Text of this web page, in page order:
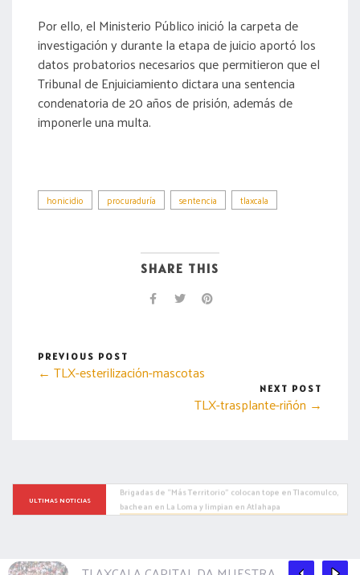
Por ello, el Ministerio Público inició la carpeta de
investigación y durante la etapa de juicio aportó los
datos probatorios necesarios que permitieron que el
Tribunal de Enjuiciamiento dictara una sentencia
condenatoria de 20 años de prisión, además de
imponerle una multa.
honicidio procuraduría sentencia tlaxcala
SHARE THIS
PREVIOUS POST
← TLX-esterilización-mascotas
NEXT POST
TLX-trasplante-riñón →
ULTIMAS NOTICIAS
DESDE EL MERCADO DE ARTESANOS DE LA CAPITAL “GUARDA
FRUTZ” ACERCA A LA CIUDADANÍA PRODUCTOS
ELABORADOS A BASE DE FRUTAS